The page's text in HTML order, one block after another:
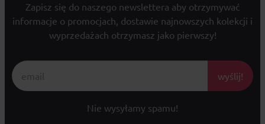
Zapisz się do naszego newslettera aby otrzymywać
informacje o promocjach, dostawie najnowszych kolekcji i
wyprzedażach otrzymasz jako pierwszy!
wyślij!
Nie wysyłamy spamu!